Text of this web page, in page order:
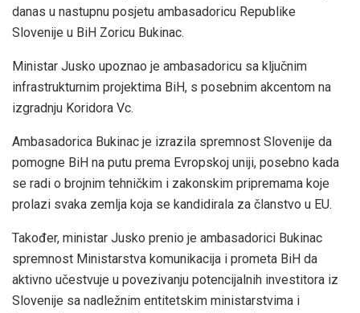
danas u nastupnu posjetu ambasadoricu Republike
Slovenije u BiH Zoricu Bukinac.
Ministar Jusko upoznao je ambasadoricu sa ključnim
infrastrukturnim projektima BiH, s posebnim akcentom na
izgradnju Koridora Vc.
Ambasadorica Bukinac je izrazila spremnost Slovenije da
pomogne BiH na putu prema Evropskoj uniji, posebno kada
se radi o brojnim tehničkim i zakonskim pripremama koje
prolazi svaka zemlja koja se kandidirala za članstvo u EU.
Također, ministar Jusko prenio je ambasadorici Bukinac
spremnost Ministarstva komunikacija i prometa BiH da
aktivno učestvuje u povezivanju potencijalnih investitora iz
Slovenije sa nadležnim entitetskim ministarstvima i